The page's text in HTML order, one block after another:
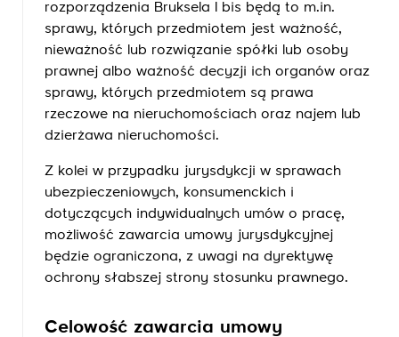
rozporządzenia Bruksela I bis będą to m.in.
sprawy, których przedmiotem jest ważność,
nieważność lub rozwiązanie spółki lub osoby
prawnej albo ważność decyzji ich organów oraz
sprawy, których przedmiotem są prawa
rzeczowe na nieruchomościach oraz najem lub
dzierżawa nieruchomości.
Z kolei w przypadku jurysdykcji w sprawach
ubezpieczeniowych, konsumenckich i
dotyczących indywidualnych umów o pracę,
możliwość zawarcia umowy jurysdykcyjnej
będzie ograniczona, z uwagi na dyrektywę
ochrony słabszej strony stosunku prawnego.
Celowość zawarcia umowy